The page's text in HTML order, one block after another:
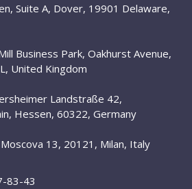
Suite A, Dover, 19901 Delaware,
Business Park, Oakhurst Avenue,
United Kingdom
Landstraße 42,
Hessen, 60322, Germany
13, 20121, Milan, Italy
83-43